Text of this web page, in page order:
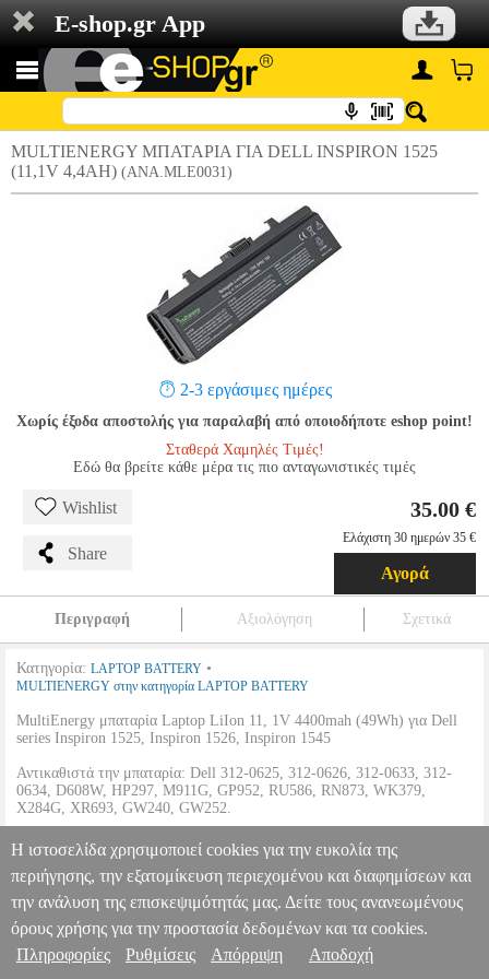
E-shop.gr App
MULTIENERGY ΜΠΑΤΑΡΙΑ ΓΙΑ DELL INSPIRON 1525
(11,1V 4,4AH) (ANA.MLE0031)
2-3 εργάσιμες ημέρες
Χωρίς έξοδα αποστολής για παραλαβή από οποιοδήποτε eshop point!
Σταθερά Χαμηλές Τιμές!
Εδώ θα βρείτε κάθε μέρα τις πιο ανταγωνιστικές τιμές
Wishlist
Share
35.00 €
Ελάχιστη 30 ημερών 35 €
Αγορά
Περιγραφή Αξιολόγηση Σχετικά
Κατηγορία: LAPTOP BATTERY •
MULTIENERGY στην κατηγορία LAPTOP BATTERY
MultiEnergy μπαταρία Laptop LiIon 11, 1V 4400mah (49Wh) για Dell
series Inspiron 1525, Inspiron 1526, Inspiron 1545
Αντικαθιστά την μπαταρία: Dell 312-0625, 312-0626, 312-0633, 312-
0634, D608W, HP297, M911G, GP952, RU586, RN873, WK379,
X284G, XR693, GW240, GW252.
MULTIENERGY ΜΠΑΤΑΡΙΑ ΓΙΑ DELL INSPIRON 1525 (11,1V
ANA.MLE0031 ANA.MLE0031
MULTIENERGY
MULTIENERGY LAPTOP BATTERY Κατηγορία: LAPTOP
BATTERY •MULTIENERGY στην κατηγορία LAPTOP BATTERY
MultiEnergy μπαταρία Laptop LiIon 11, 1V 4400mah (49Wh) για Dell
series Inspiron 1525, Inspiron 1526, Inspiron 1545 Αντικαθιστά την
μπαταρία: Dell 312-0625, 312-0626, 312-0633, 312-0634, D608W,
Πληροφορίες & Υπηρεσίες >
Η ιστοσελίδα χρησιμοποιεί cookies για την ευκολία της
περιήγησης, την εξατομίκευση περιεχομένου και διαφημίσεων και
την ανάλυση της επισκεψιμότητάς μας. Δείτε τους ανανεωμένους
όρους χρήσης για την προστασία δεδομένων και τα cookies.
Πληροφορίες
Ρυθμίσεις Απόρριψη Αποδοχή